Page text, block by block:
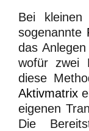
Bei
sogenannte
das
wofür zwei
diese
Aktivmatrix
eigenen
Die